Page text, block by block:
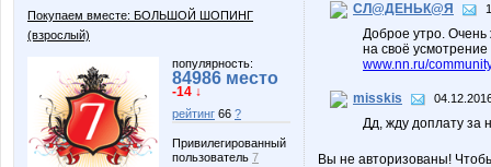
Покупаем вместе: БОЛЬШОЙ ШОПИНГ
(взрослый)
популярность:
84986 место
-14 ↓
рейтинг 66 ?
Привилегированный
пользователь 7
СЛ@ДЕНЬК@Я
Доброе утро.
на своё усмотрение
www.nn.ru/
misskis
Дд, жду доплату за
Вы не авторизованы!